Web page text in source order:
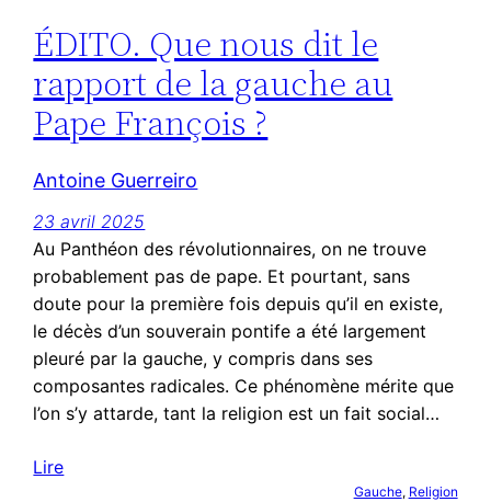
ÉDITO. Que nous dit le
rapport de la gauche au
Pape François ?
Antoine Guerreiro
23 avril 2025
Au Panthéon des révolutionnaires, on ne trouve
probablement pas de pape. Et pourtant, sans
doute pour la première fois depuis qu’il en existe,
le décès d’un souverain pontife a été largement
pleuré par la gauche, y compris dans ses
composantes radicales. Ce phénomène mérite que
l’on s’y attarde, tant la religion est un fait social…
Lire
Gauche, Religion